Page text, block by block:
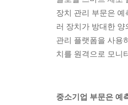
장치 관리 부문은 예
러 장치가 방대한
관리 플랫폼을 사용
치를 원격으로 모니
중소기업 부문은 예